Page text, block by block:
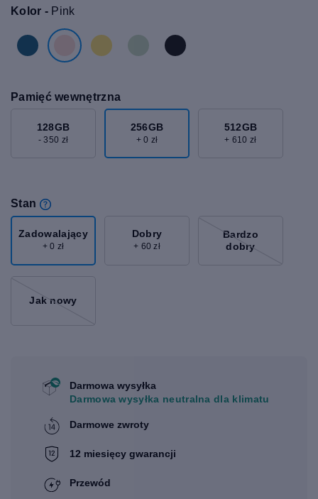
Kolor - Pink
Pamięć wewnętrzna
128GB
- 350 zł
256GB
+ 0 zł
512GB
+ 610 zł
Stan
Zadowalający
+ 0 zł
Dobry
+ 60 zł
Bardzo
dobry
Jak nowy
Darmowa wysyłka
Darmowa wysyłka neutralna dla klimatu
Darmowe zwroty
12 miesięcy gwarancji
Przewód